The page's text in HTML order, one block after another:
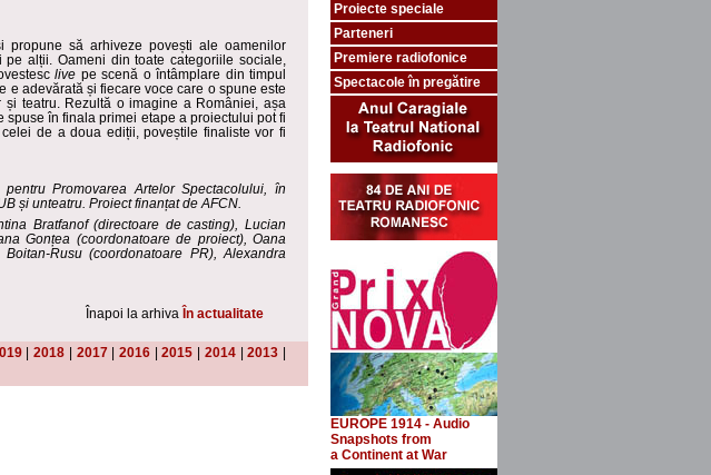
propune să arhiveze povești ale oamenilor
alții. Oameni din toate categoriile sociale,
live pe scenă o întâmplare din timpul
e adevărată și fiecare voce care o spune este
teatru. Rezultă o imagine a României, așa
în finala primei etape a proiectului pot fi
de a doua ediții, poveștile finaliste vor fi
pentru Promovarea Artelor Spectacolului,în
și unteatru. Proiect finanțat de AFCN.
Bratfanof (directoare de casting), Lucian
Gonțea (coordonatoare de proiect), Oana
Rusu (coordonatoare PR), Alexandra
Înapoi la arhiva În actualitate
|2018 2017| 2016|2015 2014|2013
Proiecte speciale
Parteneri
Premiere radiofonice
Spectacole în pregătire
EUROPE 1914 - Audio
Snapshots from
a Continent at War